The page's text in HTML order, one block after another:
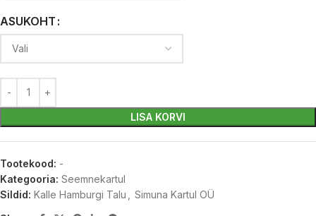
ASUKOHT
LISA KORVI
Tootekood: -
Kategooria: Seemnekartul
Sildid: Kalle Hamburgi Talu Simuna Kartul OÜ